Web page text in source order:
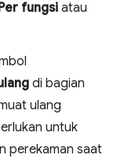
fungsi atau
di bagian
ulang
untuk
perekaman saat